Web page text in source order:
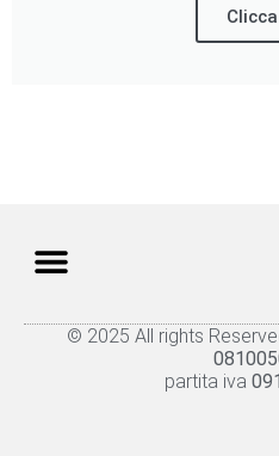
© 2025 All rights
partita iva